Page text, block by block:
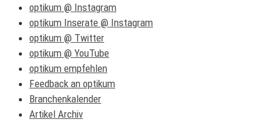
optikum @ Instagram
optikum Inserate @ Instagram
optikum @ Twitter
optikum @ YouTube
optikum empfehlen
Feedback an optikum
Branchenkalender
Artikel Archiv